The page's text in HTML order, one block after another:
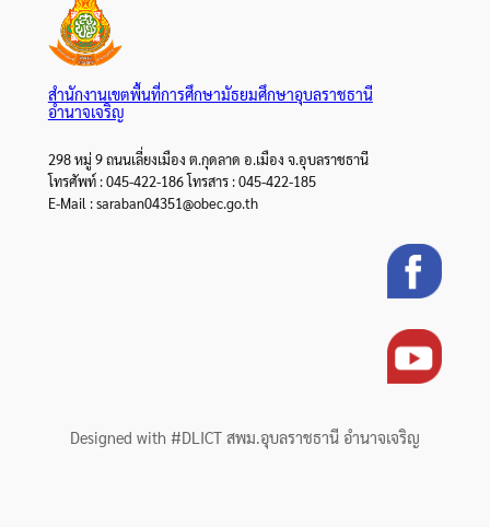
สำนักงานเขตพื้นที่การศึกษามัธยมศึกษาอุบลราชธานี
อำนาจเจริญ
298 หมู่ 9 ถนนเลี่ยงเมือง ต.กุดลาด อ.เมือง จ.อุบลราชธานี
โทรศัพท์ : 045-422-186 โทรสาร : 045-422-185
E-Mail : saraban04351@obec.go.th
Designed with #DLICT สพม.อุบลราชธานี อำนาจเจริญ